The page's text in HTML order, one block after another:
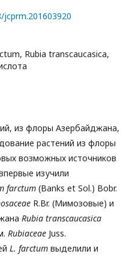
Rubia transcaucasica,
из флоры Азербайджана,
растений из флоры
возможных источников
изучили
farctum (Banks et Sol.) Bobr.
R.Br. (Мимозовые) и
Rubia transcaucasica
Rubiaceae Juss.
L. farctum выделили и